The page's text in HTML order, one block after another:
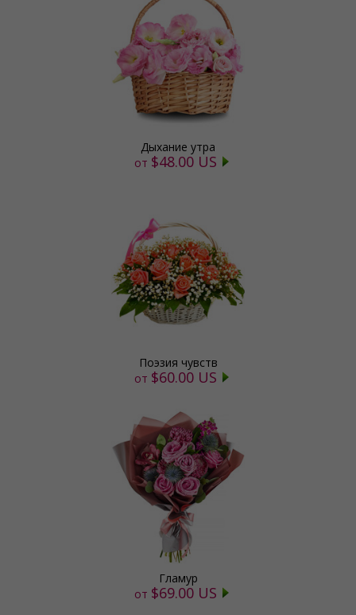
Дыхание утра
от $48.00 US
Поэзия чувств
от $60.00 US
Гламур
от $69.00 US